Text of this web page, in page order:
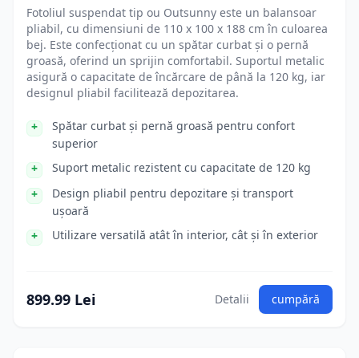
Fotoliul suspendat tip ou Outsunny este un balansoar
pliabil, cu dimensiuni de 110 x 100 x 188 cm în culoarea
bej. Este confecționat cu un spătar curbat și o pernă
groasă, oferind un sprijin comfortabil. Suportul metalic
asigură o capacitate de încărcare de până la 120 kg, iar
designul pliabil facilitează depozitarea.
Spătar curbat și pernă groasă pentru confort
superior
Suport metalic rezistent cu capacitate de 120 kg
Design pliabil pentru depozitare și transport
ușoară
Utilizare versatilă atât în interior, cât și în exterior
899.99 Lei Detalii cumpără